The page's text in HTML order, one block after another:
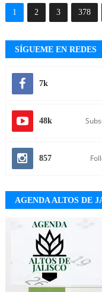
1 2 3 378
SÍGUEME EN REDES
7k
48k
857
AGENDA ALTOS DE